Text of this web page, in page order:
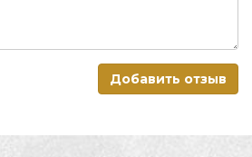
Добавить отзыв